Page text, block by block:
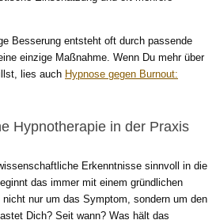
Besserung entsteht oft durch passende
einzige Maßnahme. Wenn Du mehr über
lies auch Hypnose gegen Burnout:
Hypnotherapie in der Praxis
Erkenntnisse sinnvoll in die
das immer mit einem gründlichen
nur um das Symptom, sondern um den
Dich? Seit wann? Was hält das